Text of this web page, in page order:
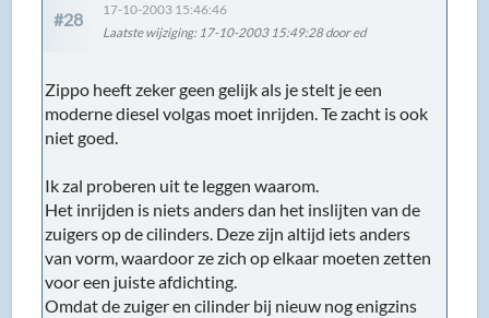
#28
17-10-2003 15:46:46
Laatste wijziging: 17-10-2003 15:49:28 door ed
Zippo heeft zeker geen gelijk als je stelt je een
moderne diesel volgas moet inrijden. Te zacht is ook
niet goed.
Ik zal proberen uit te leggen waarom.
Het inrijden is niets anders dan het inslijten van de
zuigers op de cilinders. Deze zijn altijd iets anders
van vorm, waardoor ze zich op elkaar moeten zetten
voor een juiste afdichting.
Omdat de zuiger en cilinder bij nieuw nog enigzins